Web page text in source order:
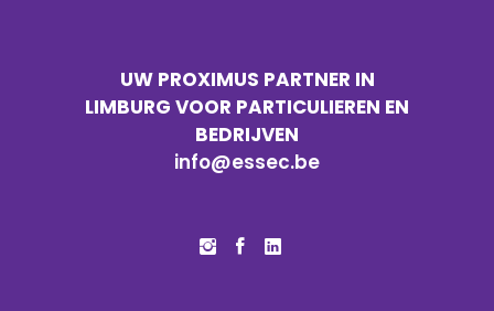
UW PROXIMUS PARTNER IN
LIMBURG VOOR PARTICULIEREN EN
BEDRIJVEN
info@essec.be